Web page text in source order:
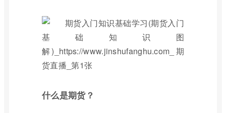
什么是期货？